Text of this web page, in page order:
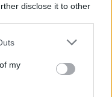
disclose it to other
one or more Google
You may click to
third-party tags to
in below Google
my
επί των